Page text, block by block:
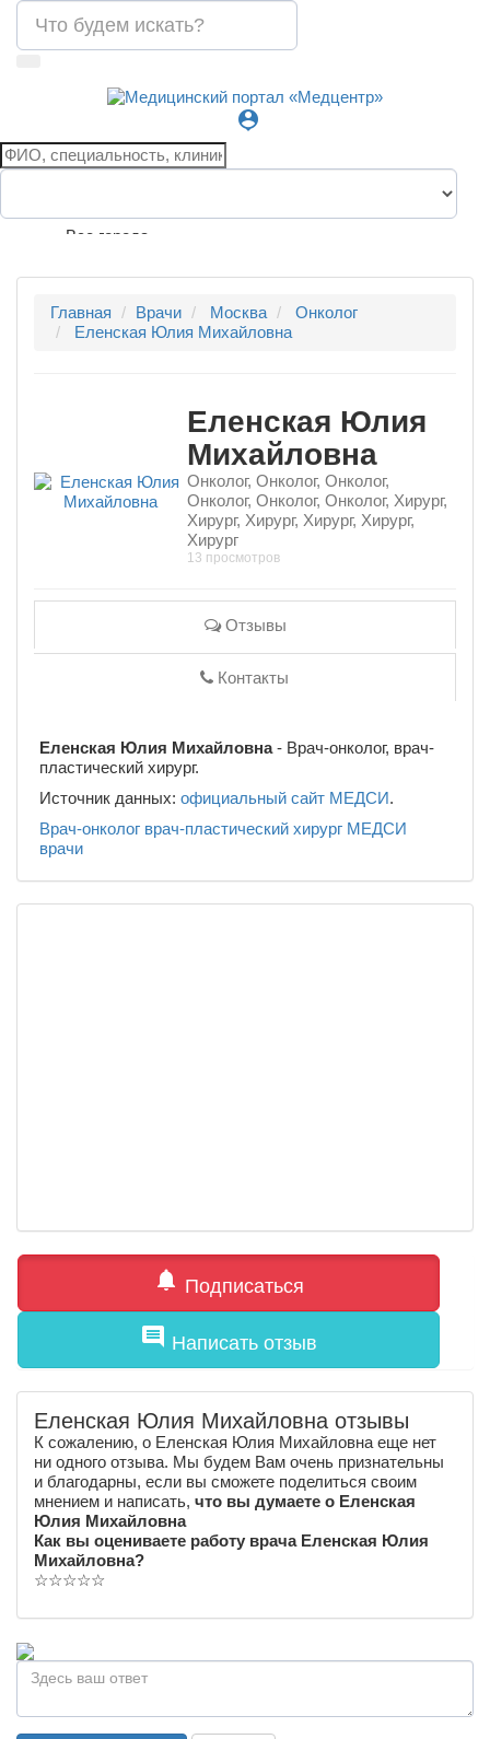
person_pin
Все города
Главная Врачи Москва
Онколог
Еленская Юлия Михайловна
Еленская Юлия
Михайловна
Онколог, Онколог, Онколог,
Онколог, Онколог, Онколог, Хирург,
Хирург, Хирург, Хирург, Хирург,
Хирург
13 просмотров
Отзывы
Контакты
Еленская Юлия Михайловна- Врач-онколог, врач-
пластический хирург.
Источник данных: официальный сайт МЕДСИ.
Врач-онколог врач-пластический хирург МЕДСИ
врачи
notifications Подписаться
comment Написать отзыв
Еленская Юлия Михайловна отзывы
К сожалению, о Еленская Юлия Михайловна еще нет
ни одного отзыва. Мы будем Вам очень признательны
и благодарны, если вы сможете поделиться своим
мнением и написать, что вы думаете о Еленская
Юлия Михайловна
Как вы оцениваете работу врача Еленская Юлия
Михайловна?
☆☆☆☆☆